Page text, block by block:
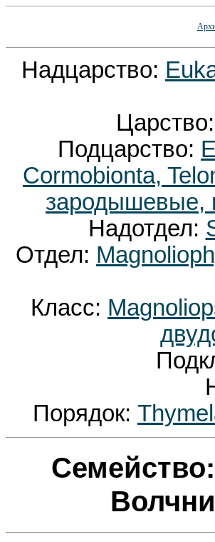
Надцарство:
Царство:
Подцарство:
Cormobionta,
зародышевые,
Надотдел:
Отдел:
Класс:
Порядок: